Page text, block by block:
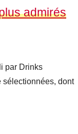
admirés
par Drinks
sélectionnées, dont